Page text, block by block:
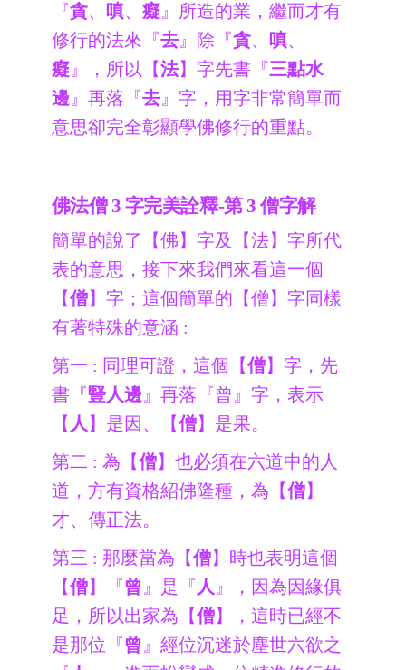
『貪、 嗔、 癡』所造的業，繼而才有
修行的法來『去』除『貪、 嗔、
癡』，所以【法】字先書『三點水
邊 』再落『去』字，用字非常簡單而
意思卻完全彰顯學佛修行的重點。
佛法僧 3 字完美詮釋-第 3 僧字解
簡單的說了【佛】字及【法】字所代
表的意思，接下來我們來看這一個
【僧】字；這個簡單的【僧】字同樣
有著特殊的意涵 :
第一 : 同理可證，這個【僧】字，先
書『豎人邊 』再落『曾』字，表示
【 人 】是因、【僧】是果。
第二 : 為【僧】也必須在六道中的人
道，方有資格紹佛隆種，為【僧】
才、傳正法。
第三 : 那麼當為【僧】時也表明這個
【僧】『曾 』是『 人 』，因為因緣俱
足，所以出家為【僧】，這時已經不
是那位『曾 』經位沉迷於塵世六欲之